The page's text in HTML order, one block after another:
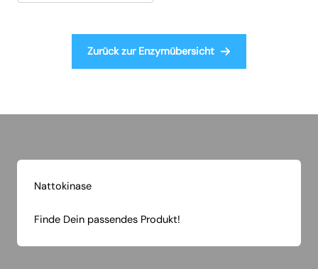
Zurück zur Enzymübersicht
Nattokinase
Finde Dein passendes Produkt!